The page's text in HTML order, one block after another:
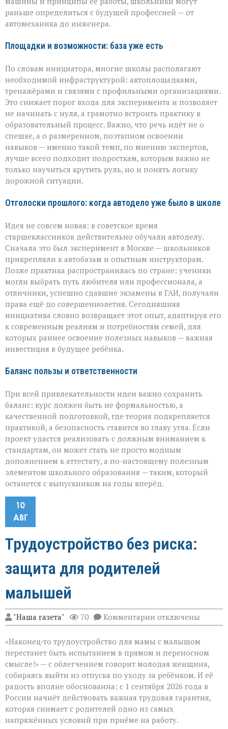
раньше определиться с будущей профессией — от
автомеханика до инженера.
Площадки и возможности: база уже есть
По словам инициатора, многие школы располагают
необходимой инфраструктурой: автоплощадками,
тренажёрами и связями с профильными организациями.
Это снижает порог входа для эксперимента и позволяет
не начинать с нуля, а грамотно встроить практику в
образовательный процесс. Важно, что речь идёт не о
спешке, а о размеренном, поэтапном освоении
навыков — именно такой темп, по мнению экспертов,
лучше всего подходит подросткам, которым важно не
только научиться крутить руль, но и понять логику
дорожной ситуации.
Отголоски прошлого: когда автодело уже было в школе
Идея не совсем новая: в советское время
старшеклассников действительно обучали автоделу.
Сначала это был эксперимент в Москве — школьников
прикрепляли к автобазам и опытным инструкторам.
Позже практика распространилась по стране: ученики
могли выбрать путь любителя или профессионала, а
отличники, успешно сдавшие экзамены в ГАИ, получали
права ещё до совершеннолетия. Сегодняшняя
инициатива словно возвращает этот опыт, адаптируя его
к современным реалиям и потребностям семей, для
которых раннее освоение полезных навыков — важная
инвестиция в будущее ребёнка.
Баланс пользы и ответственности
При всей привлекательности идеи важно сохранить
баланс: курс должен быть не формальностью, а
качественной подготовкой, где теория подкрепляется
практикой, а безопасность ставится во главу угла. Если
проект удастся реализовать с должным вниманием к
стандартам, он может стать не просто модным
дополнением к аттестату, а по-настоящему полезным
элементом школьного образования — таким, который
останется с выпускником на годы вперёд.
10
АВГ
Трудоустройство без риска:
защита для родителей
малышей
"Наша газета" 70 Комментарии к
записи
без
риска:
защита
для
родителей
малышей
отключены
«Наконец‑то трудоустройство для мамы с малышом
перестанет быть испытанием в прямом и переносном
смысле!» — с облегчением говорит молодая женщина,
собираясь выйти из отпуска по уходу за ребёнком. И её
радость вполне обоснованна: с 1 сентября 2026 года в
России начнёт действовать важная трудовая гарантия,
которая снимает с родителей одно из самых
напряжённых условий при приёме на работу.